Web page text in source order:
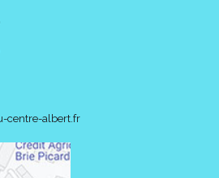
centre-albert.fr